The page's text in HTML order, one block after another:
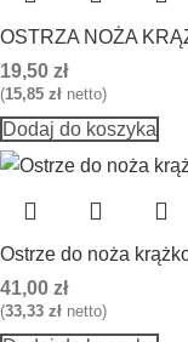
OSTRZA NOŻA
19,50 zł
(15,85 zł netto)
Dodaj do koszyka
Ostrze do noża
41,00 zł
(33,33 zł netto)